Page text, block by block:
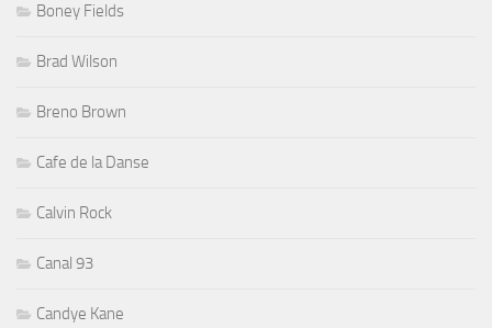
Boney Fields
Brad Wilson
Breno Brown
Cafe de la Danse
Calvin Rock
Canal 93
Candye Kane